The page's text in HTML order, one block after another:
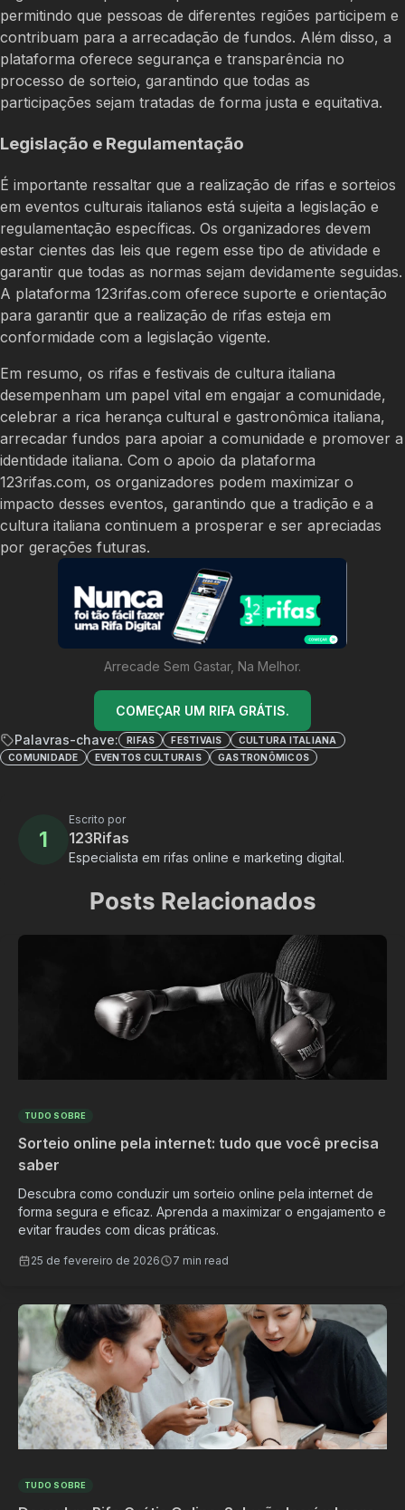
permitindo que pessoas de diferentes regiões participem e
contribuam para a arrecadação de fundos. Além disso, a
plataforma oferece segurança e transparência no
processo de sorteio, garantindo que todas as
participações sejam tratadas de forma justa e equitativa.
Legislação e Regulamentação
É importante ressaltar que a realização de rifas e sorteios
em eventos culturais italianos está sujeita a legislação e
regulamentação específicas. Os organizadores devem
estar cientes das leis que regem esse tipo de atividade e
garantir que todas as normas sejam devidamente seguidas.
A plataforma 123rifas.com oferece suporte e orientação
para garantir que a realização de rifas esteja em
conformidade com a legislação vigente.
Em resumo, os rifas e festivais de cultura italiana
desempenham um papel vital em engajar a comunidade,
celebrar a rica herança cultural e gastronômica italiana,
arrecadar fundos para apoiar a comunidade e promover a
identidade italiana. Com o apoio da plataforma
123rifas.com, os organizadores podem maximizar o
impacto desses eventos, garantindo que a tradição e a
cultura italiana continuem a prosperar e ser apreciadas
por gerações futuras.
Arrecade Sem Gastar, Na Melhor.
COMEÇAR UM RIFA GRÁTIS.
Palavras-chave:
RIFAS FESTIVAIS
CULTURA ITALIANA
COMUNIDADE
EVENTOS CULTURAIS GASTRONÔMICOS
1
Escrito por
123Rifas
Especialista em rifas online e marketing digital.
Posts Relacionados
TUDO SOBRE
Sorteio online pela internet: tudo que você precisa
saber
Descubra como conduzir um sorteio online pela internet de
forma segura e eficaz. Aprenda a maximizar o engajamento e
evitar fraudes com dicas práticas.
25 de fevereiro de 2026 7 min read
TUDO SOBRE